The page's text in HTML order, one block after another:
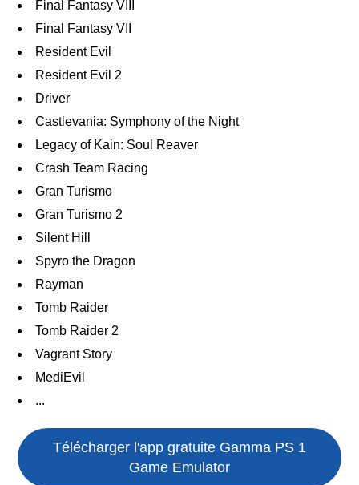
Final Fantasy VIII
Final Fantasy VII
Resident Evil
Resident Evil 2
Driver
Castlevania: Symphony of the Night
Legacy of Kain: Soul Reaver
Crash Team Racing
Gran Turismo
Gran Turismo 2
Silent Hill
Spyro the Dragon
Rayman
Tomb Raider
Tomb Raider 2
Vagrant Story
MediEvil
...
Télécharger l'app gratuite Gamma PS 1
Game Emulator